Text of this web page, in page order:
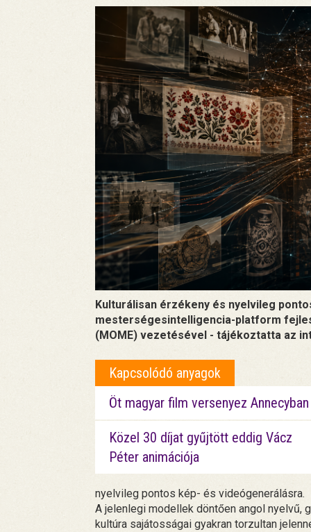
Kulturálisan érzékeny és nyelvileg
mesterségesintelligencia-platform
(MOME) vezetésével - tájékoztatta az
Kapcsolódó anyagok
Öt magyar film versenyez Annecyban
Közel 30 díjat gyűjtött eddig Vácz
Péter animációja
nyelvileg pontos kép- és videógenerálásra.
A jelenlegi modellek döntően angol nyelvű,
kultúra sajátosságai gyakran torzultan